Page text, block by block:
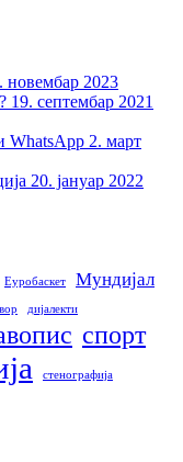
новембар 2023
19. септембар 2021
WhatsApp 2. март
20. јануар 2022
Еуробаскет Мундијал
дијалекти
спорт
стенографија